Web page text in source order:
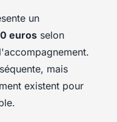
un
euros selon
mais
existent pour